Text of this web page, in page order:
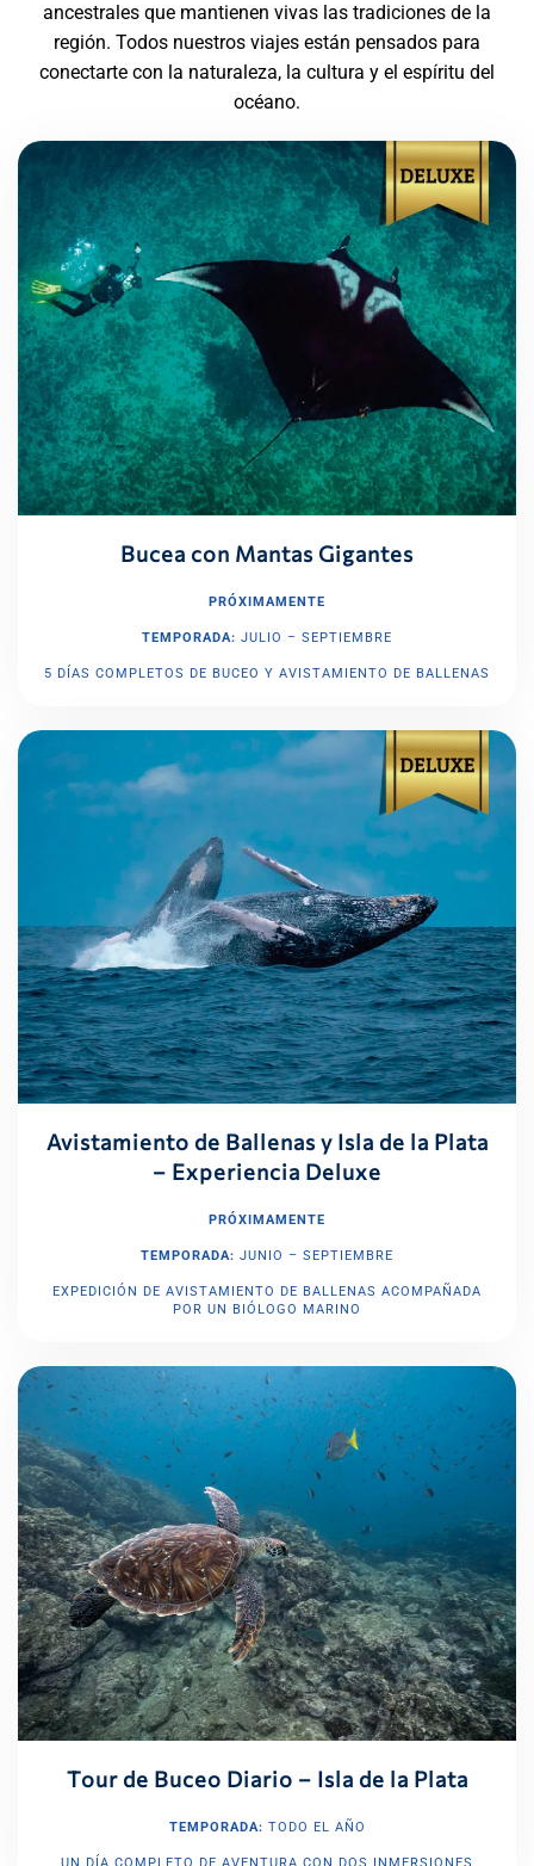
ancestrales que mantienen vivas las tradiciones de la
región. Todos nuestros viajes están pensados para
conectarte con la naturaleza, la cultura y el espíritu del
océano.
Bucea con Mantas Gigantes
PRÓXIMAMENTE
TEMPORADA: JULIO – SEPTIEMBRE
5 DÍAS COMPLETOS DE BUCEO Y AVISTAMIENTO DE BALLENAS
Avistamiento de Ballenas y Isla de la Plata
– Experiencia Deluxe
PRÓXIMAMENTE
TEMPORADA: JUNIO – SEPTIEMBRE
EXPEDICIÓN DE AVISTAMIENTO DE BALLENAS ACOMPAÑADA
POR UN BIÓLOGO MARINO
Tour de Buceo Diario – Isla de la Plata
TEMPORADA: TODO EL AÑO
UN DÍA COMPLETO DE AVENTURA CON DOS INMERSIONES